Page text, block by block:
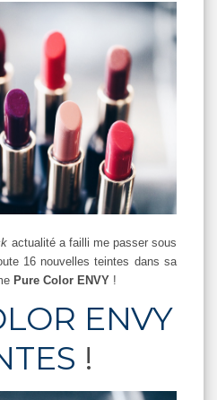
actualité a failli me passer sous
16 nouvelles teintes dans sa
Pure Color ENVY !
ENVY
!